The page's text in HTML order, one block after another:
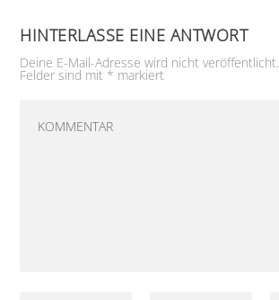
HINTERLASSE EINE ANTWORT
Deine E-Mail-Adresse wird nicht veröffentlicht.
Felder sind mit * markiert